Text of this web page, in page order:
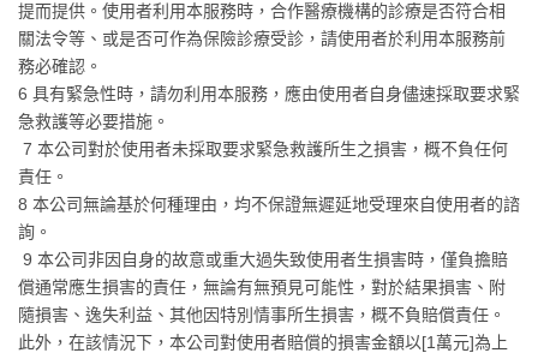
提而提供。使用者利用本服務時，合作醫療機構的診療是否符合相
關法令等、或是否可作為保險診療受診，請使用者於利用本服務前
務必確認。
6 具有緊急性時，請勿利用本服務，應由使用者自身儘速採取要求緊
急救護等必要措施。
7 本公司對於使用者未採取要求緊急救護所生之損害，概不負任何
責任。
8 本公司無論基於何種理由，均不保證無遲延地受理來自使用者的諮
詢。
9 本公司非因自身的故意或重大過失致使用者生損害時，僅負擔賠
償通常應生損害的責任，無論有無預見可能性，對於結果損害、附
隨損害、逸失利益、其他因特別情事所生損害，概不負賠償責任。
此外，在該情況下，本公司對使用者賠償的損害金額以[1萬元]為上